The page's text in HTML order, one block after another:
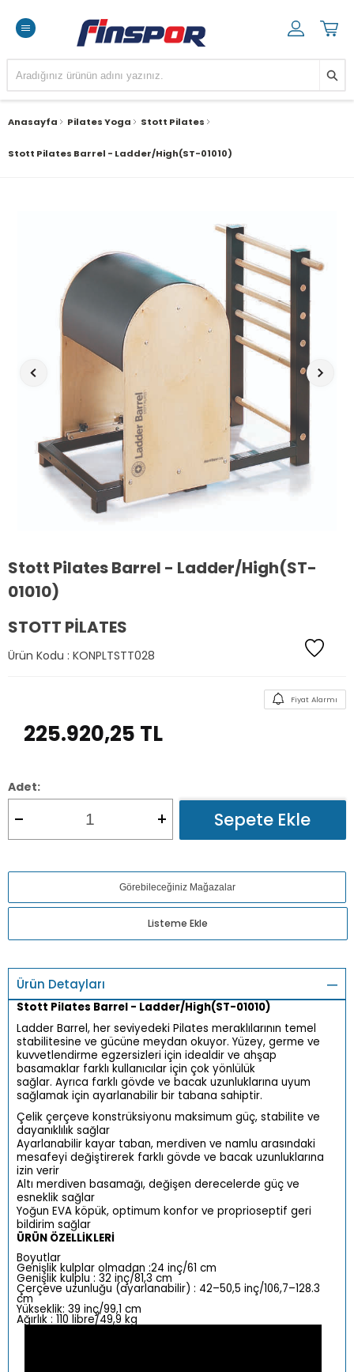
Anasayfa Pilates Yoga Stott Pilates
Stott Pilates Barrel - Ladder/High(ST-01010)
Stott Pilates Barrel - Ladder/High(ST-
01010)
STOTT PILATES
Ürün Kodu : KONPLTSTT028
Fiyat Alarmı
225.920,25 TL
Adet:
Sepete Ekle
Görebileceğiniz Mağazalar
Listeme Ekle
Ürün Detayları
Stott Pilates Barrel - Ladder/High(ST-01010)
Ladder Barrel, her seviyedeki Pilates meraklılarının temel
stabilitesine ve gücüne meydan okuyor. Yüzey, germe ve
kuvvetlendirme egzersizleri için idealdir ve ahşap
basamaklar farklı kullanıcılar için çok yönlülük
sağlar. Ayrıca farklı gövde ve bacak uzunluklarına uyum
sağlamak için ayarlanabilir bir tabana sahiptir.
Çelik çerçeve konstrüksiyonu maksimum güç, stabilite ve
dayanıklılık sağlar
Ayarlanabilir kayar taban, merdiven ve namlu arasındaki
mesafeyi değiştirerek farklı gövde ve bacak uzunluklarına
izin verir
Altı merdiven basamağı, değişen derecelerde güç ve
esneklik sağlar
Yoğun EVA köpük, optimum konfor ve proprioseptif geri
bildirim sağlar
ÜRÜN ÖZELLİKLERİ
Boyutlar
Genişlik kulplar olmadan :24 inç/61 cm
Genişlik kulplu : 32 inç/81,3 cm
Çerçeve uzunluğu (ayarlanabilir) : 42–50,5 inç/106,7–128.3
cm
Yükseklik: 39 inç/99,1 cm
Ağırlık : 110 libre/49,9 kg